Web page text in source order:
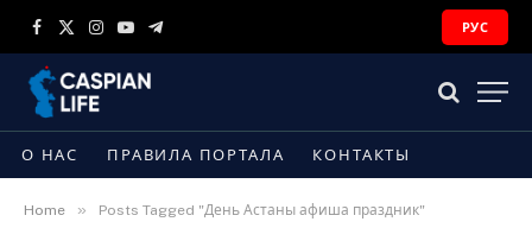
Facebook
X
Instagram
YouTubeTelegram
РУС
О НАС ПРАВИЛА ПОРТАЛА КОНТАКТЫ
Home » Posts Tagged "День Астаны афиша праздник"